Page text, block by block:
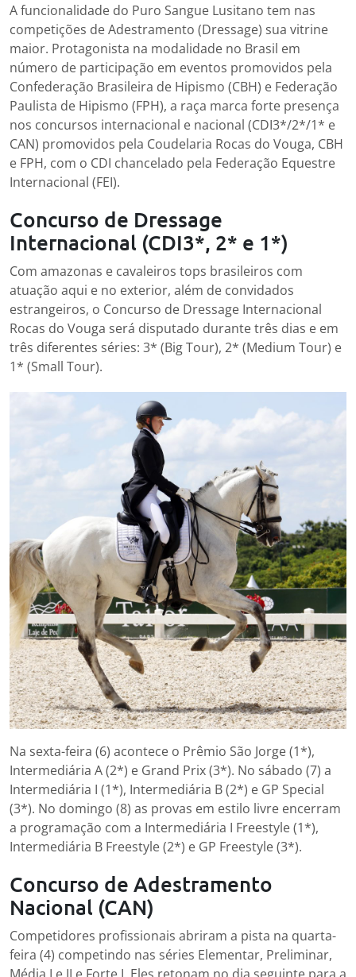
A funcionalidade do Puro Sangue Lusitano tem nas
competições de Adestramento (Dressage) sua vitrine
maior. Protagonista na modalidade no Brasil em
número de participação em eventos promovidos pela
Confederação Brasileira de Hipismo (CBH) e Federação
Paulista de Hipismo (FPH), a raça marca forte presença
nos concursos internacional e nacional (CDI3*/2*/1* e
CAN) promovidos pela Coudelaria Rocas do Vouga, CBH
e FPH, com o CDI chancelado pela Federação Equestre
Internacional (FEI).
Concurso de Dressage
Internacional (CDI3*, 2* e 1*)
Com amazonas e cavaleiros tops brasileiros com
atuação aqui e no exterior, além de convidados
estrangeiros, o Concurso de Dressage Internacional
Rocas do Vouga será disputado durante três dias e em
três diferentes séries: 3* (Big Tour), 2* (Medium Tour) e
1* (Small Tour).
Na sexta-feira (6) acontece o Prêmio São Jorge (1*),
Intermediária A (2*) e Grand Prix (3*). No sábado (7) a
Intermediária I (1*), Intermediária B (2*) e GP Special
(3*). No domingo (8) as provas em estilo livre encerram
a programação com a Intermediária I Freestyle (1*),
Intermediária B Freestyle (2*) e GP Freestyle (3*).
Concurso de Adestramento
Nacional (CAN)
Competidores profissionais abriram a pista na quarta-
feira (4) competindo nas séries Elementar, Preliminar,